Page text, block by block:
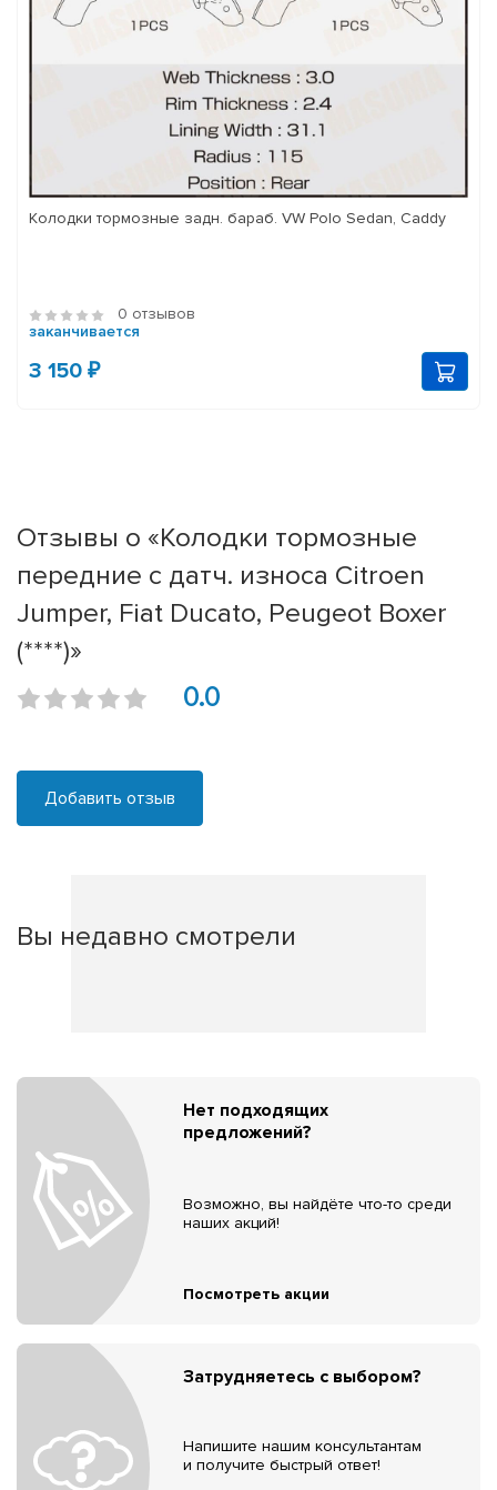
Колодки тормозные задн. бараб. VW Polo Sedan, Caddy
0 отзывов
заканчивается
3 150 ₽
Отзывы о «Колодки тормозные
передние с датч. износа Citroen
Jumper, Fiat Ducato, Peugeot Boxer
(****)»
0.0
Добавить отзыв
Вы недавно смотрели
Нет подходящих
предложений?
Возможно, вы найдёте что-то среди
наших акций!
Посмотреть акции
Затрудняетесь с выбором?
Напишите нашим консультантам
и получите быстрый ответ!